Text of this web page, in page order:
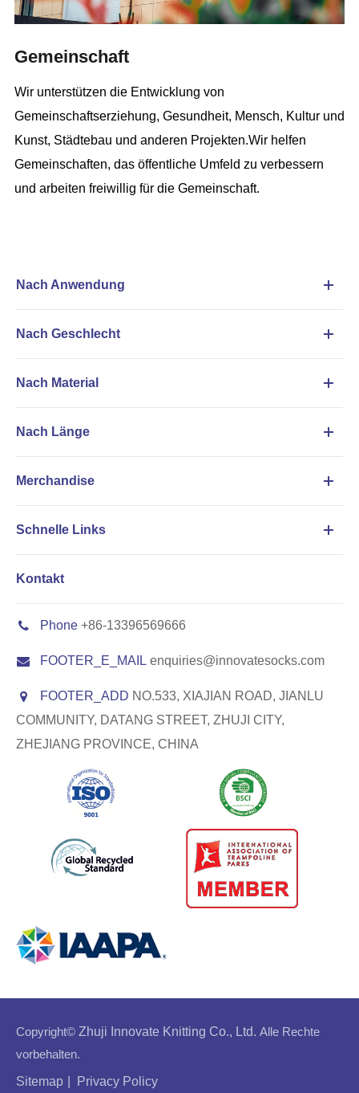
Gemeinschaft
Wir unterstützen die Entwicklung von
Gemeinschaftserziehung, Gesundheit, Mensch, Kultur und
Kunst, Städtebau und anderen Projekten.Wir helfen
Gemeinschaften, das öffentliche Umfeld zu verbessern
und arbeiten freiwillig für die Gemeinschaft.
Nach Anwendung
Nach Geschlecht
Nach Material
Nach Länge
Merchandise
Schnelle Links
Kontakt
Phone +86-13396569666
FOOTER_E_MAIL enquiries@innovatesocks.com
FOOTER_ADD NO.533, XIAJIAN ROAD, JIANLU
COMMUNITY, DATANG STREET, ZHUJI CITY,
ZHEJIANG PROVINCE, CHINA
Copyright© Zhuji Innovate Knitting Co., Ltd. Alle Rechte
vorbehalten.
Sitemap
Privacy Policy